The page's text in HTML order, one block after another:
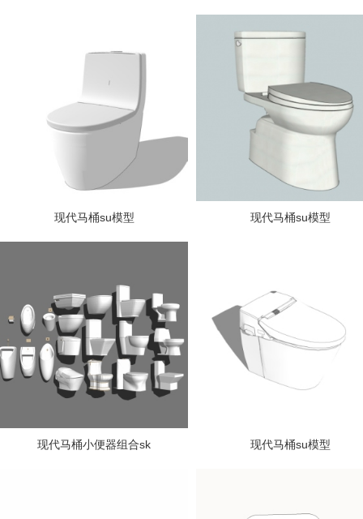
现代马桶su模型 现代马桶su模型
现代马桶小便器组合sk 现代马桶su模型